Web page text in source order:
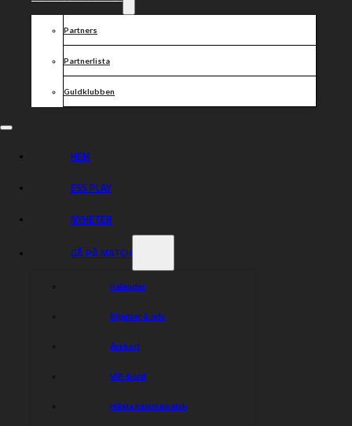
Partners
Partnerlista
Guldklubben
HEM
ESS PLAY
NYHETER
GÅ PÅ MATCH
Kalender
Biljetter & info
Årskort
VIP-bord
Nästa hemmamatch